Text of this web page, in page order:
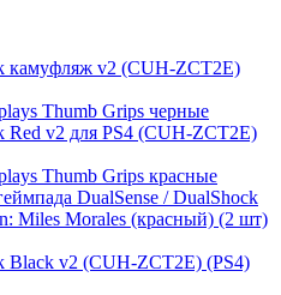
камуфляж v2 (CUH-ZCT2E)
Thumb Grips черные
Red v2 для PS4 (CUH-ZCT2E)
Thumb Grips красные
DualSense / DualShock
Miles Morales (красный) (2 шт)
Black v2 (CUH-ZCT2E) (PS4)